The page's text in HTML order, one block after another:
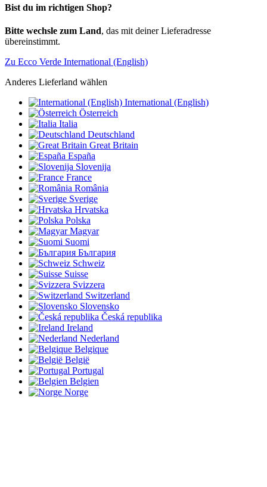
Bist du im richtigen Shop?
Bitte wechsle zum Land, das mit deiner Lieferadresse
übereinstimmt.
Zu Ecco Verde International (English)
Anderes Lieferland wählen
International (English)
Österreich
Italia
Deutschland
Great Britain
España
Slovenija
France
România
Sverige
Hrvatska
Polska
Magyar
Suomi
България
Schweiz
Suisse
Svizzera
Switzerland
Slovensko
Česká republika
Ireland
Nederland
Belgique
België
Portugal
Belgien
Norge